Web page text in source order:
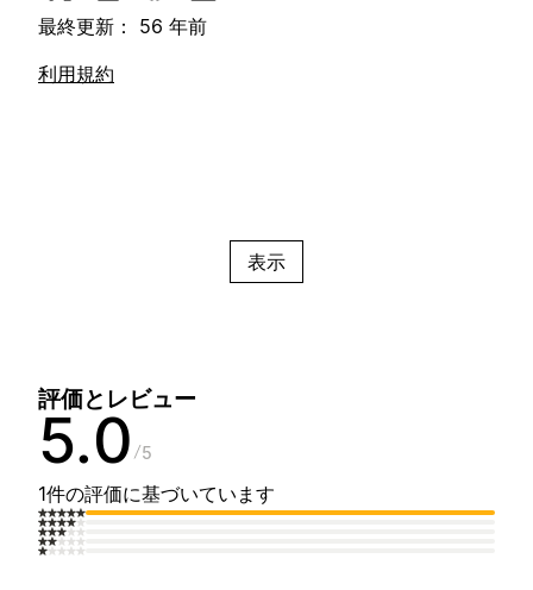
最終更新： 56 年前
利用規約
表示
評価とレビュー
5.0 5
1件の評価に基づいています